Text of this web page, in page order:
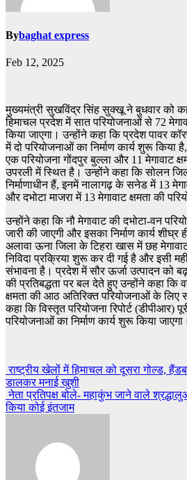
Bybaghat express
Feb 12, 2025
मुख्यमंत्री सुखविंद्र सिंह सुक्खू ने बुधवार को
हिमाचल प्रदेश में सात परियोजनाओं से 72
किया जाएगा। उन्होंने कहा कि प्रदेश पावर
में दो परियोजनाओं का निर्माण कार्य शुरू किया
एक परियोजना गोंदपुर बुल्ला और 11 मेगावाट
उपरली में स्थित है। उन्होंने कहा कि सोलन
निर्माणाधीन हैं, इनमें नालागढ़ के सनेड में 13
और दभोटा माजरा में 13 मेगावाट क्षमता की
उन्होंने कहा कि नौ मेगावाट की दभोटा-वन
जारी की जाएगी और इसका निर्माण कार्य
अलावा ऊना जिला के टिहरा खास में छह
निविदा प्रक्रिया शुरू कर दी गई है और इसी
संभावना है। प्रदेश में सौर ऊर्जा उत्पादन को
की प्रतिबद्धता पर बल देते हुए उन्होंने कहा कि
क्षमता की आठ अतिरिक्त परियोजनाओं के लिए
कहा कि विस्तृत परियोजना रिपोर्ट (डीपीआर)
परियोजनाओं का निर्माण कार्य शुरू किया जाएगा।
Post
navigation
राष्ट्रीय खेलों में हिमाचल को दूसरा गोल्ड,
डालकर मनाई खुशी
नेता प्रतिपक्ष बोले- महाकुंभ जाने वाले
किया कोई इंतजाम